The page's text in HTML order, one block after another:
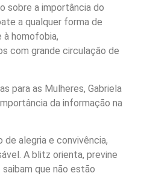
sobre a importância do
a qualquer forma de
à homofobia,
com grande circulação de
para as Mulheres, Gabriela
da informação na
de alegria e convivência,
A blitz orienta, previne
que não estão